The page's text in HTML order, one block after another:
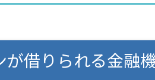
が借りられる金融